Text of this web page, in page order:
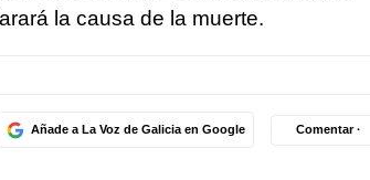
la causa de la muerte.
Añade a La Voz de Galicia en Google Comentar ·